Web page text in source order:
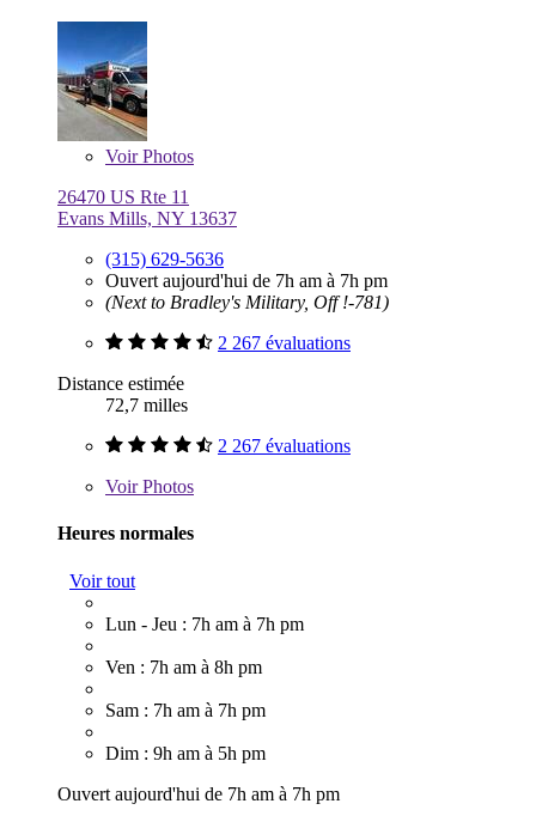
VoirPhotos
26470 US Rte 11
Evans Mills, NY 13637
(315) 629-5636
Ouvert aujourd'hui de 7h am à 7h pm
(Next to Bradley's Military, Off !-781)
2 267 évaluations
Distance estimée
72,7 milles
2 267 évaluations
VoirPhotos
Heures normales
Voir tout
Lun - Jeu : 7h am à 7h pm
Ven : 7h am à 8h pm
Sam : 7h am à 7h pm
Dim : 9h am à 5h pm
Ouvert aujourd'hui de 7h am à 7h pm